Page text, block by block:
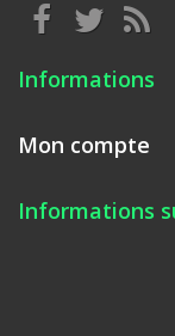
Informations
Mon compte
Informations